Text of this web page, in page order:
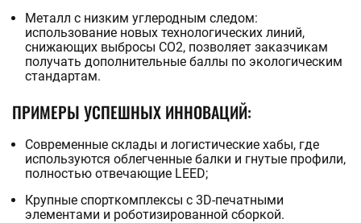
Металл с низким углеродным следом:
использование новых технологических линий,
снижающих выбросы CO2, позволяет заказчикам
получать дополнительные баллы по экологическим
стандартам.
ПРИМЕРЫ УСПЕШНЫХ ИННОВАЦИЙ:
Современные склады и логистические хабы, где
используются облегченные балки и гнутые профили,
полностью отвечающие LEED;
Крупные спорткомплексы с 3D-печатными
элементами и роботизированной сборкой.